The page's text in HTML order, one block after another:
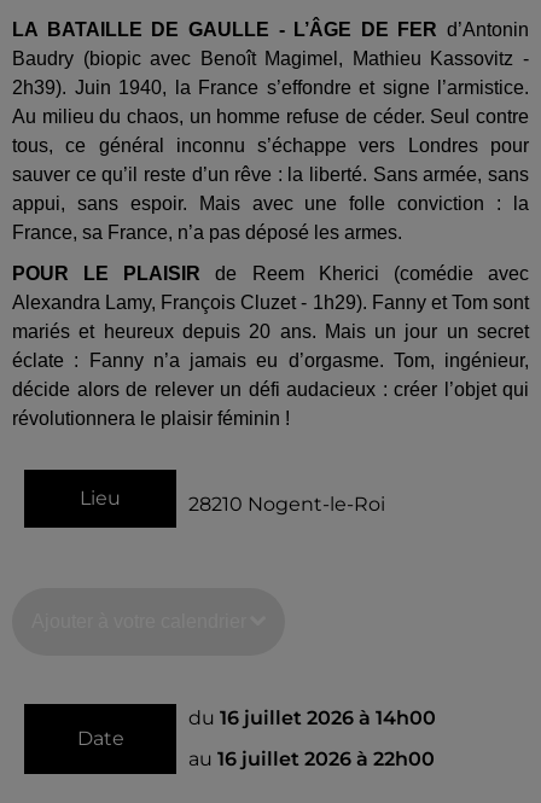
LA BATAILLE DE GAULLE - L’ÂGE DE FER d’Antonin
Baudry (biopic avec Benoît Magimel, Mathieu Kassovitz -
2h39). Juin 1940, la France s’effondre et signe l’armistice.
Au milieu du chaos, un homme refuse de céder. Seul contre
tous, ce général inconnu s’échappe vers Londres pour
sauver ce qu’il reste d’un rêve : la liberté. Sans armée, sans
appui, sans espoir. Mais avec une folle conviction : la
France, sa France, n’a pas déposé les armes.
POUR LE PLAISIR de Reem Kherici (comédie avec
Alexandra Lamy, François Cluzet - 1h29). Fanny et Tom sont
mariés et heureux depuis 20 ans. Mais un jour un secret
éclate : Fanny n’a jamais eu d’orgasme. Tom, ingénieur,
décide alors de relever un défi audacieux : créer l’objet qui
révolutionnera le plaisir féminin !
Lieu 28210 Nogent-le-Roi
Date
du 16 juillet 2026 à 14h00
au 16 juillet 2026 à 22h00